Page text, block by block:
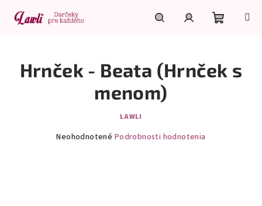
obsah
košík
Hrnček - Beata (Hrnček s
menom)
LAWLI
Neohodnotené Podrobnosti hodnotenia